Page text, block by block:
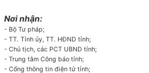
Nơi nhận:
- Bộ Tư pháp;
- TT. Tỉnh ủy, TT. HĐND tỉnh;
- Chủ tịch, các PCT UBND tỉnh;
- Trung tâm Công báo tỉnh;
- Cổng thông tin điện tử tỉnh;